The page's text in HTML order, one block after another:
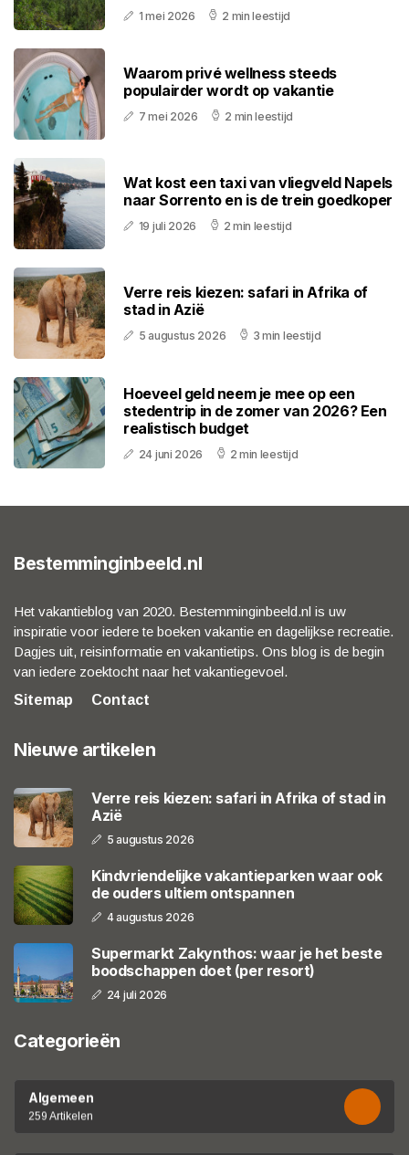
1 mei 2026 2 min leestijd
Waarom privé wellness steeds
populairder wordt op vakantie
7 mei 2026 2 min leestijd
Wat kost een taxi van vliegveld Napels
naar Sorrento en is de trein goedkoper
19 juli 2026 2 min leestijd
Verre reis kiezen: safari in Afrika of
stad in Azië
5 augustus 2026 3 min leestijd
Hoeveel geld neem je mee op een
stedentrip in de zomer van 2026? Een
realistisch budget
24 juni 2026 2 min leestijd
Bestemminginbeeld.nl
Het vakantieblog van 2020. Bestemminginbeeld.nl is uw
inspiratie voor iedere te boeken vakantie en dagelijkse recreatie.
Dagjes uit, reisinformatie en vakantietips. Ons blog is de begin
van iedere zoektocht naar het vakantiegevoel.
Sitemap
Contact
Nieuwe artikelen
Verre reis kiezen: safari in Afrika of stad in
Azië
5 augustus 2026
Kindvriendelijke vakantieparken waar ook
de ouders ultiem ontspannen
4 augustus 2026
Supermarkt Zakynthos: waar je het beste
boodschappen doet (per resort)
24 juli 2026
Categorieën
Algemeen
259 Artikelen